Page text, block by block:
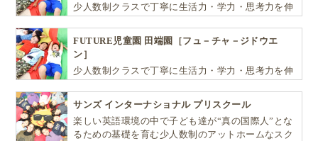
少人数制クラスで丁寧に生活力・学力・思考力を伸
FUTURE児童園 田端園［フュ－チャ－ジドウエ
ン］
少人数制クラスで丁寧に生活力・学力・思考力を伸
サンズ インターナショナル プリスクール
楽しい英語環境の中で子ども達が“真の国際人”とな
るための基礎を育む少人数制のアットホームなスク